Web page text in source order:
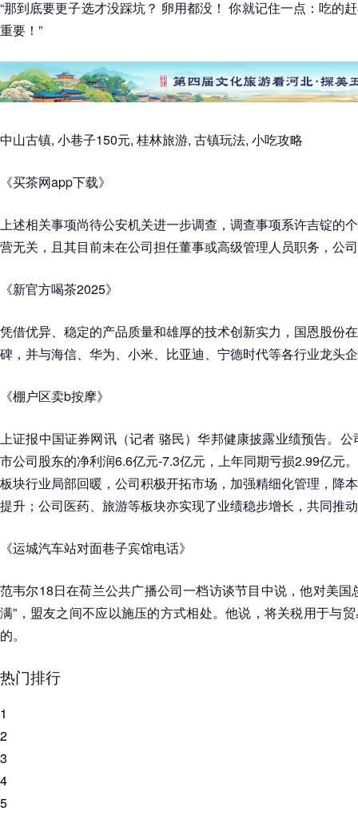
“那到底要更子选才没踩坑？ 卵用都没！ 你就记住一点：吃的
重要！”
中山古镇, 小巷子150元, 桂林旅游, 古镇玩法, 小吃攻略
《买茶网app下载》
上述相关事项尚待公安机关进一步调查，调查事项系许吉锭的
营无关，且其目前未在公司担任董事或高级管理人员职务，公
《新官方喝茶2025》
凭借优异、稳定的产品质量和雄厚的技术创新实力，国恩股份
碑，并与海信、华为、小米、比亚迪、宁德时代等各行业龙头
《棚户区卖b按摩》
上证报中国证券网讯（记者 骆民）华邦健康披露业绩预告。
市公司股东的净利润6.6亿元-7.3亿元，上年同期亏损2.99亿元
板块行业局部回暖，公司积极开拓市场，加强精细化管理，降
提升；公司医药、旅游等板块亦实现了业绩稳步增长，共同推
《运城汽车站对面巷子宾馆电话》
范韦尔18日在荷兰公共广播公司一档访谈节目中说，他对美国
满”，盟友之间不应以施压的方式相处。他说，将关税用于与
的。
热门排行
1
2
3
4
5